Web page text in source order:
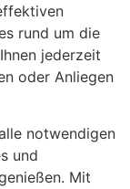
rund um die
jederzeit
oder Anliegen
notwendigen
und
Mit